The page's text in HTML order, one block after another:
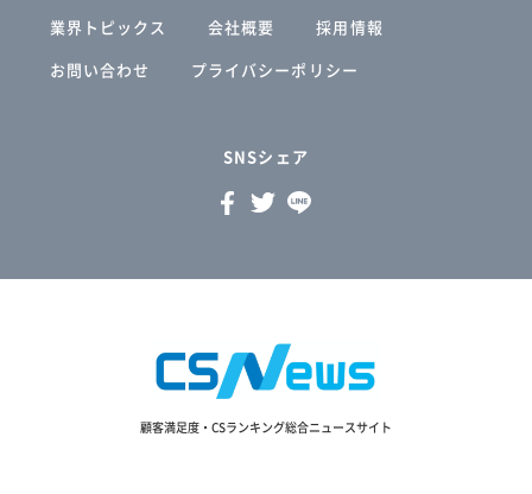
業界トピックス
会社概要
採用情報
お問い合わせ
プライバシーポリシー
SNSシェア
顧客満足度・CSランキング総合ニュースサイト